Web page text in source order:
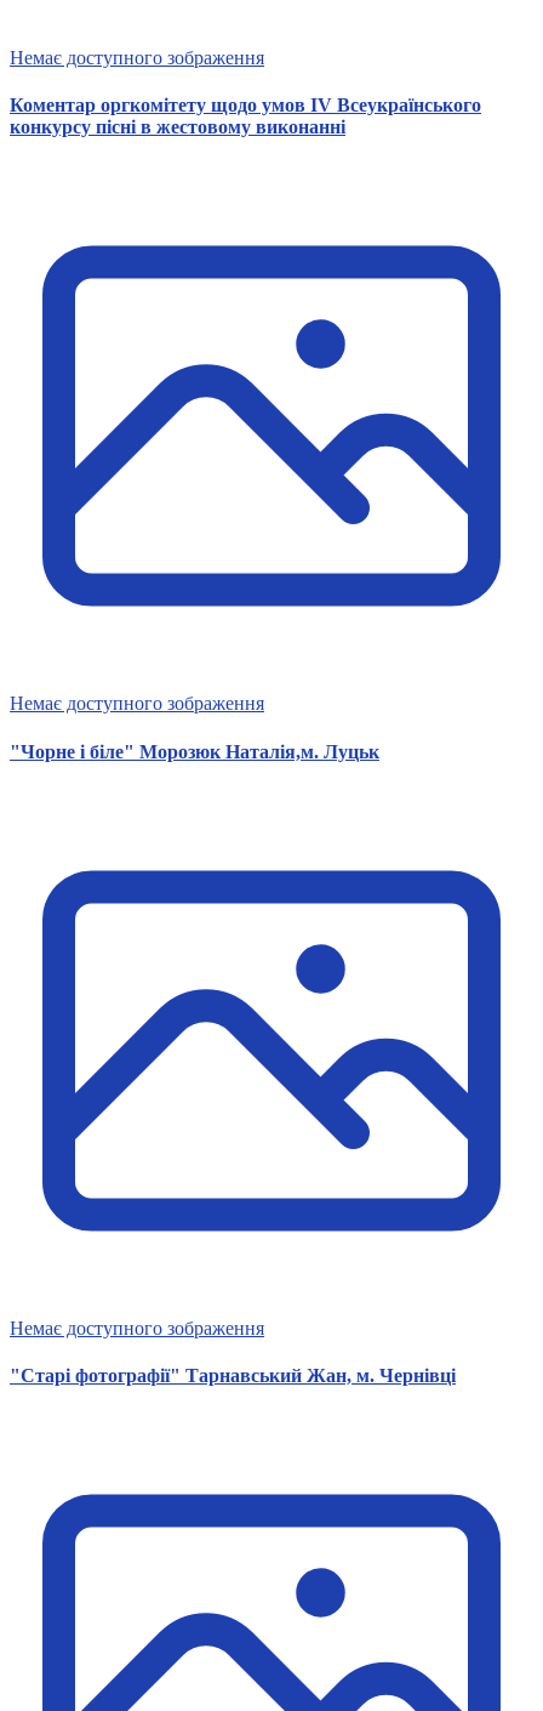
Немає доступного зображення
Коментар оргкомітету щодо умов IV Всеукраїнського
конкурсу пісні в жестовому виконанні
Немає доступного зображення
"Чорне і біле" Морозюк Наталія,м. Луцьк
Немає доступного зображення
"Старі фотографії" Тарнавський Жан, м. Чернівці